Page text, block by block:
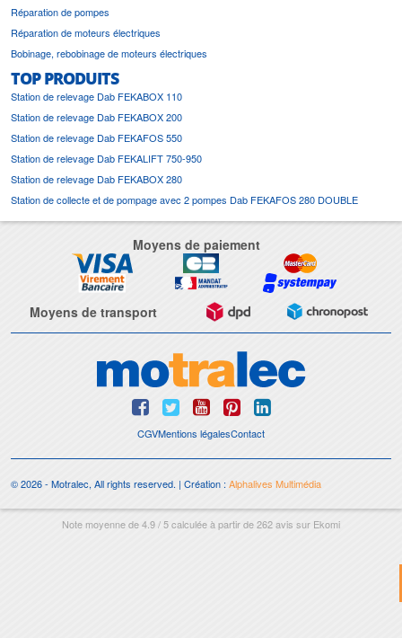
Réparation de pompes
Réparation de moteurs électriques
Bobinage, rebobinage de moteurs électriques
TOP PRODUITS
Station de relevage Dab FEKABOX 110
Station de relevage Dab FEKABOX 200
Station de relevage Dab FEKAFOS 550
Station de relevage Dab FEKALIFT 750-950
Station de relevage Dab FEKABOX 280
Station de collecte et de pompage avec 2 pompes Dab FEKAFOS 280 DOUBLE
Moyens de paiement
Moyens de transport
CGVMentions légalesContact
© 2026 - Motralec, All rights reserved. | Création :Alphalives Multimédia
Note moyenne de4.9/5calculée à partir de262avis sur Ekomi